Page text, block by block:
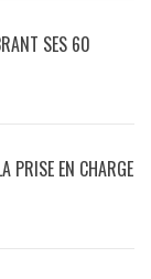
SES 60
PRISE EN CHARGE